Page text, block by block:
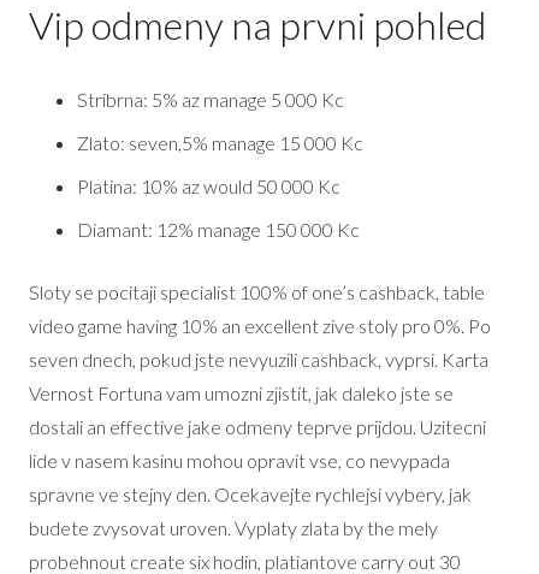
Vip odmeny na prvni pohled
Stribrna: 5% az manage 5 000 Kc
Zlato: seven,5% manage 15 000 Kc
Platina: 10% az would 50 000 Kc
Diamant: 12% manage 150 000 Kc
Sloty se pocitaji specialist 100% of one’s cashback, table
video game having 10% an excellent zive stoly pro 0%. Po
seven dnech, pokud jste nevyuzili cashback, vyprsi. Karta
Vernost Fortuna vam umozni zjistit, jak daleko jste se
dostali an effective jake odmeny teprve prijdou. Uzitecni
lide v nasem kasinu mohou opravit vse, co nevypada
spravne ve stejny den. Ocekavejte rychlejsi vybery, jak
budete zvysovat uroven. Vyplaty zlata by the mely
probehnout create six hodin, platiantove carry out 30